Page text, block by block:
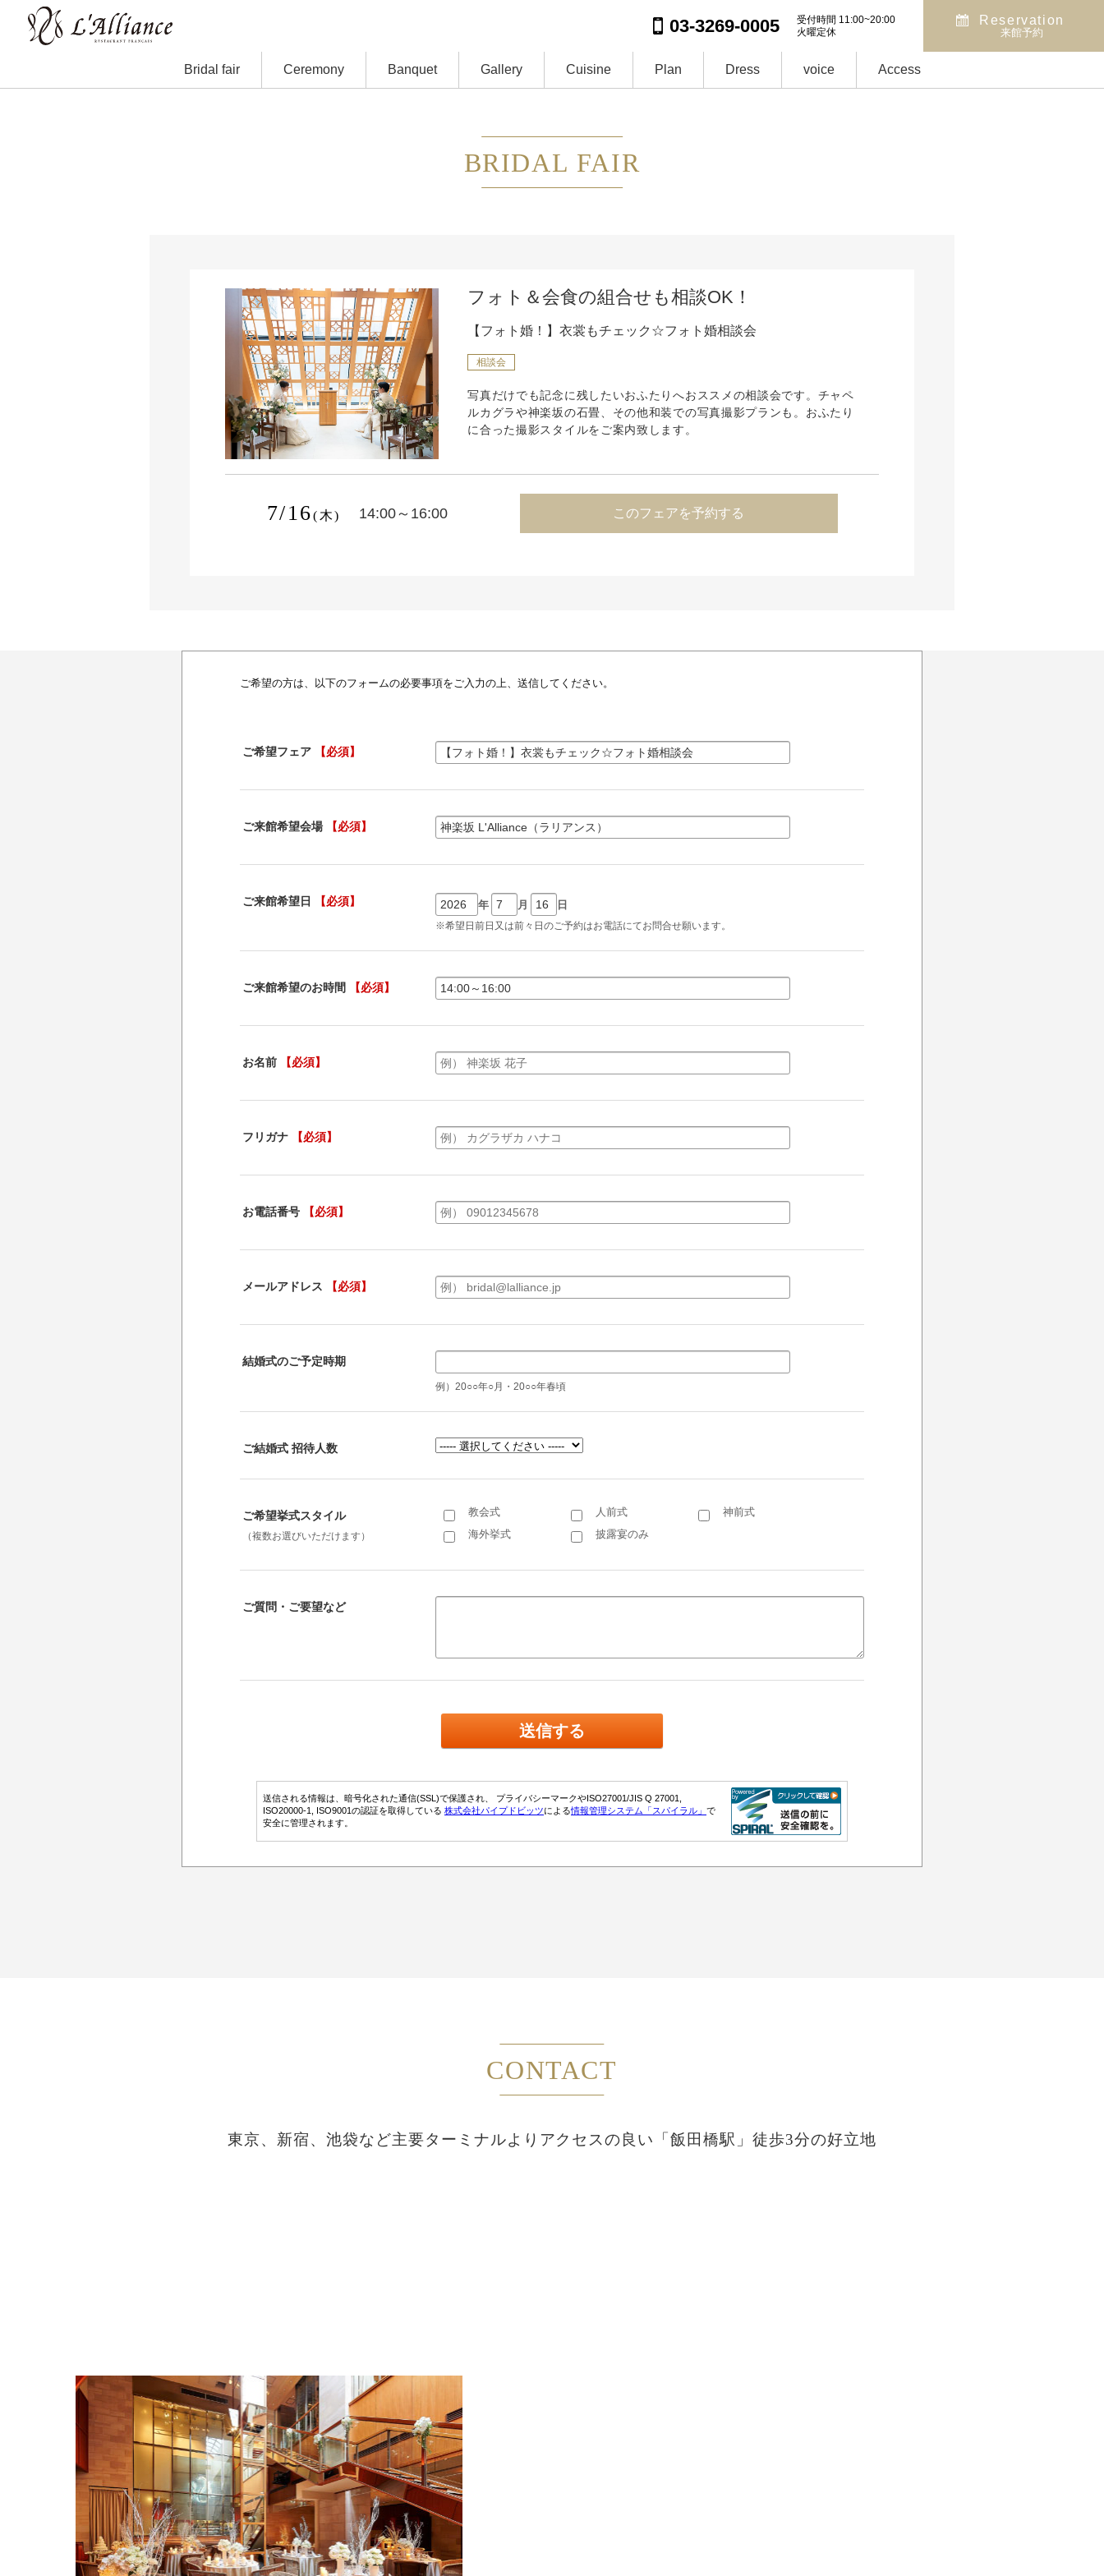
03-3269-0005
受付時間 11:00~20:00
火曜定休
Reservation
来館予約
Bridal fair Ceremony Banquet Gallery Cuisine Plan Dress voice Access
BRIDAL FAIR
フォト＆会食の組合せも相談OK！
【フォト婚！】衣裳もチェック☆フォト婚相談会
相談会
写真だけでも記念に残したいおふたりへおススメの相談会です。チャペ
ルカグラや神楽坂の石畳、その他和装での写真撮影プランも。おふたり
に合った撮影スタイルをご案内致します。
7/16(木) 14:00～16:00 このフェアを予約する
CONTACT
東京、新宿、池袋など主要ターミナルより アクセスの良い「飯田橋駅」徒歩3分の好立地